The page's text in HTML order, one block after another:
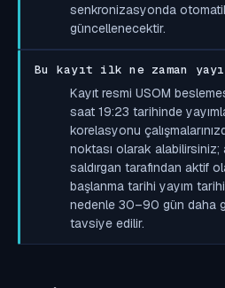
senkronizasyonda
güncellenecektir.
Bu kayıt ilk ne zaman
Kayıt resmi USOM
saat 19:23 tarihinde
korelasyonu
noktası olarak
saldırgan tarafından aktif
başlanma tarihi yayım
nedenle 30–90 gün daha
tavsiye edilir.